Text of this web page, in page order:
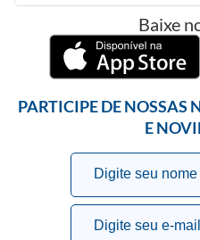
Baixe
PARTICIPE DE NOSSAS
E